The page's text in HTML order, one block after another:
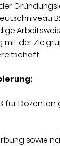
mit der
für Dozenten
sowie